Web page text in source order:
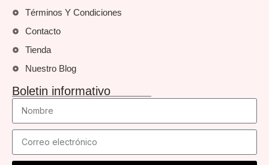
Términos Y Condiciones
Contacto
Tienda
Nuestro Blog
Boletin informativo